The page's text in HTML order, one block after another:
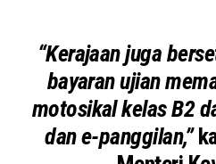
“Kerajaan juga
bayaran ujian
motosikal kelas B2
dan e-panggilan,”